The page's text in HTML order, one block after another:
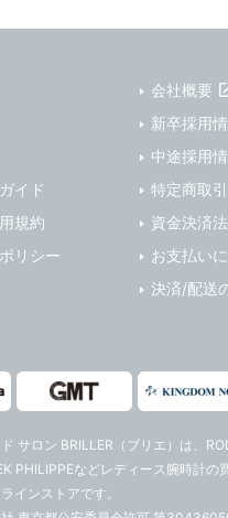
イド
規約
リシー
会社概要
新卒採用
中途採用
特定商取
資金決済
お支払い
決済/配送
サロン BRILLER（ブリエ） は、
PHILIPPEなどレディース腕時計
インストアです。